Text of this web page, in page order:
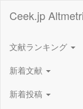
Ceek.jp
文献ランキング
新着文献
新着投稿